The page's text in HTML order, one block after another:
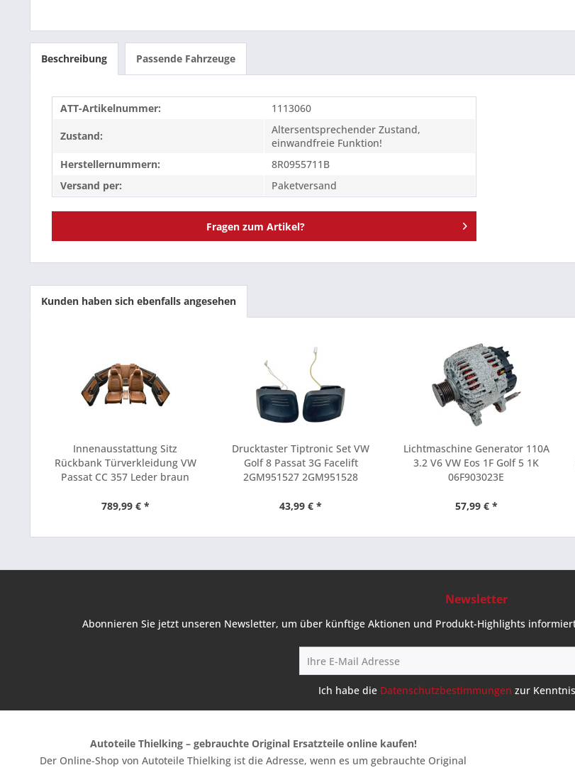
Beschreibung Passende Fahrzeuge
ATT-Artikelnummer: 1113060
Zustand:
Altersentsprechender Zustand,
einwandfreie Funktion!
Herstellernummern:
8R0955711B
Versand per:
Paketversand
Fragen zum Artikel?
Kunden haben sich ebenfalls angesehen
Innenausstattung Sitz
Rückbank Türverkleidung VW
Passat CC 357 Leder braun
789,99 € *
Drucktaster Tiptronic Set VW
Golf 8 Passat 3G Facelift
2GM951527 2GM951528
43,99 € *
Lichtmaschine Generator 110A
3.2 V6 VW Eos 1F Golf 5 1K
06F903023E
57,99 € *
Newsletter
Abonnieren Sie jetzt unseren Newsletter, um über künftige Aktionen und Produkt-Highlights
Ich habe die Datenschutzbestimmungen zur
Autoteile Thielking – gebrauchte Original Ersatzteile online kaufen!
Der Online-Shop von Autoteile Thielking ist die Adresse, wenn es um gebrauchte Original